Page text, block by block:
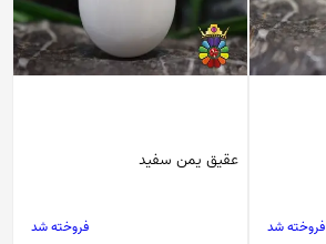
فروخته شد
عقیق یمن سفید
فروخته شد